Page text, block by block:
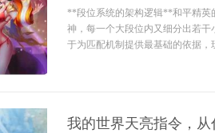
**段位系统的架构逻辑**和平精英
神，每一个大段位内又细分出若
于为匹配机制提供最基础的依据，
我的世界天亮指令，